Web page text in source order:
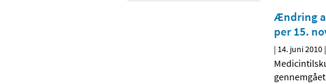
Ændring
per 15.
| 14. juni 2010 |